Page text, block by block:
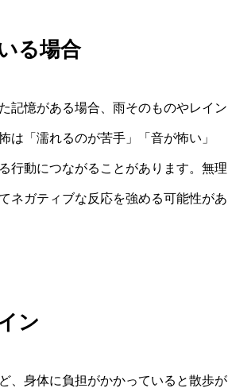
る場合
記憶がある場合、雨そのものやレイン
は「濡れるのが苦手」「音が怖い」
行動につながることがあります。無理
ネガティブな反応を強める可能性があ
ン
、身体に負担がかかっていると散歩が